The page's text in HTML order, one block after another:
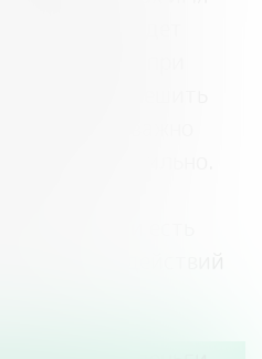
не будет
отразились при
Не нужно спешить
важно
правильно.
ошибка или есть
алгоритм действий